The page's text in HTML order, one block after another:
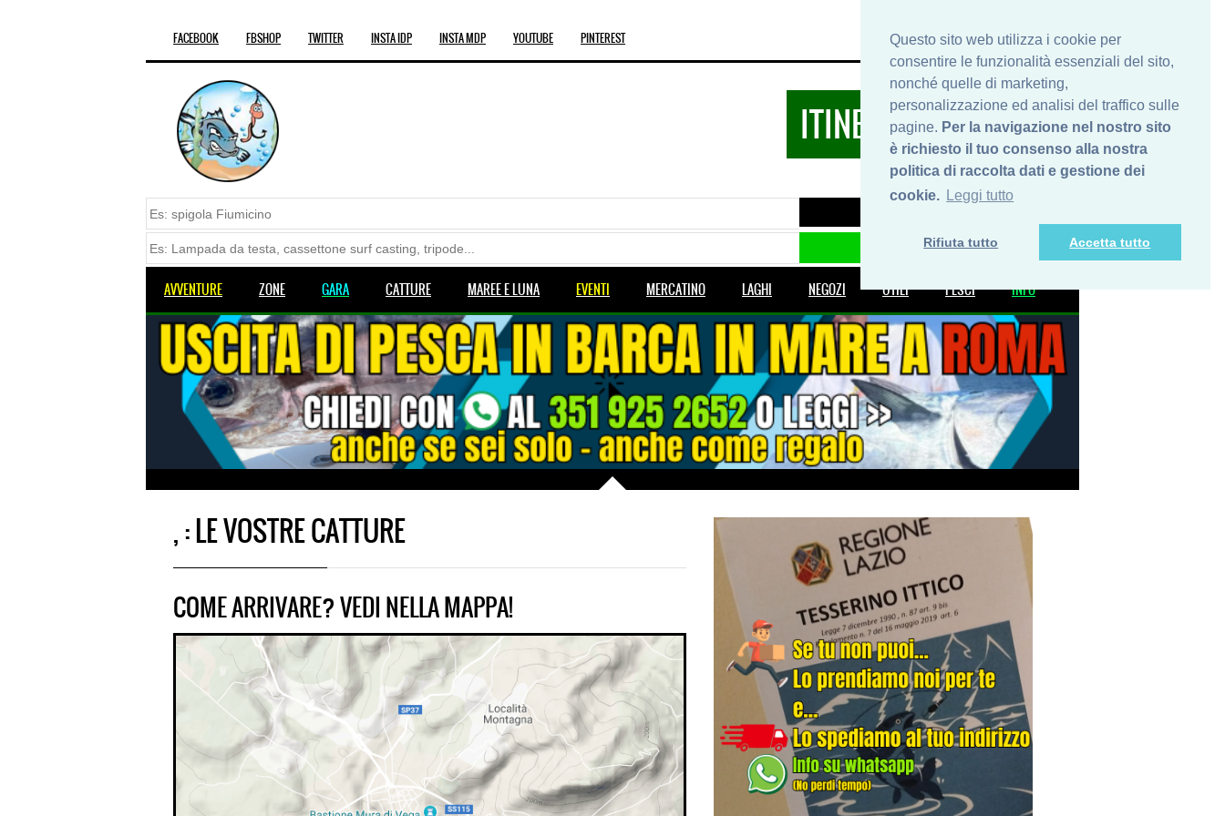
Questo sito web utilizza i cookie per
consentire le funzionalità essenziali del sito,
nonché quelle di marketing,
personalizzazione ed analisi del traffico sulle
pagine. Per la navigazione nel nostro sito
è richiesto il tuo consenso alla nostra
politica di raccolta dati e gestione dei
cookie. Leggi tutto
Rifiuta tutto Accetta tutto
FACEBOOK FBSHOP TWITTER INSTA IDP INSTA MDP YOUTUBE PINTEREST PRIVACY
SHOP
INFO
ITINERARIDIPESCA.IT
AVVENTURE ZONE GARA CATTURE MAREE E LUNA EVENTI MERCATINO LAGHI NEGOZI UTILI PESCI INFO
, : LE VOSTRE CATTURE
COME ARRIVARE? VEDI NELLA MAPPA!